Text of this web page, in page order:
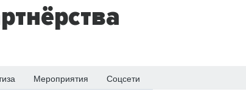
Мероприятия Соцсети